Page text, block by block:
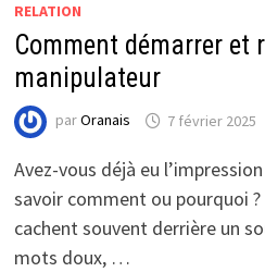
RELATION
Comment démarrer et
manipulateur
parOranais 7 février 2025
Avez-vous déjà eu
savoir comment ou pourquoi
cachent souvent derrière un
mots doux, …